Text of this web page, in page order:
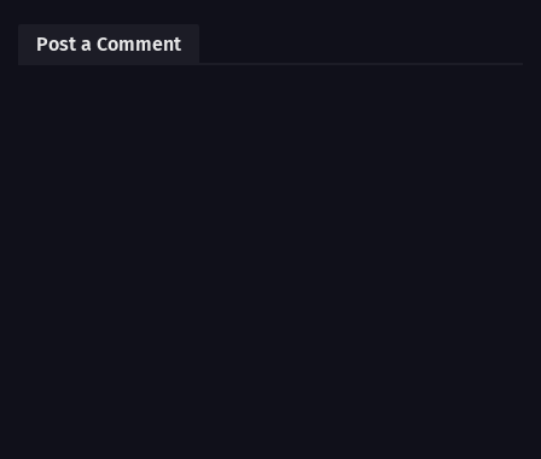
Post a Comment